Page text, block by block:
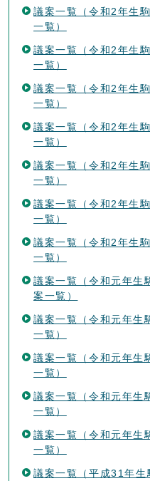
議案一覧（令和2年生
一覧）
議案一覧（令和2年生
一覧）
議案一覧（令和2年生
一覧）
議案一覧（令和2年生
一覧）
議案一覧（令和2年生
一覧）
議案一覧（令和2年生
一覧）
議案一覧（令和2年生
一覧）
議案一覧（令和元年生
案一覧）
議案一覧（令和元年生
一覧）
議案一覧（令和元年生
一覧）
議案一覧（令和元年生
一覧）
議案一覧（令和元年生
一覧）
議案一覧（平成31年